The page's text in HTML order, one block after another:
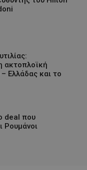
ακτοπλοϊκή
Ελλάδας και το
deal που
Ρουμάνοι